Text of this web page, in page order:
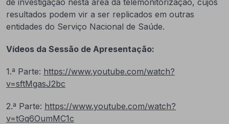
resultados podem vir a ser replicados em outras
entidades do Serviço Nacional de Saúde.
Vídeos da Sessão de Apresentação:
1.ª Parte: https://www.youtube.com/watch?
v=sftMgasJ2bc
2.ª Parte: https://www.youtube.com/watch?
v=tGq6OumMC1c